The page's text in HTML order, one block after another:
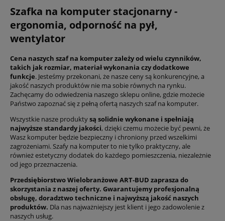
Szafka na komputer stacjonarny -
ergonomia, odporność na pył,
wentylator
Cena naszych szaf na komputer zależy od wielu czynników,
takich jak rozmiar, materiał wykonania czy dodatkowe
funkcje. Jesteśmy przekonani, że nasze ceny są konkurencyjne, a
jakość naszych produktów nie ma sobie równych na rynku.
Zachęcamy do odwiedzenia naszego sklepu online, gdzie możecie
Państwo zapoznać się z pełną ofertą naszych szaf na komputer.
Wszystkie nasze produktysą solidnie wykonane i spełniają
najwyższe standardy jakości, dzięki czemu możecie być pewni, że
Wasz komputer będzie bezpieczny i chroniony przed wszelkimi
zagrożeniami. Szafy na komputer to nie tylko praktyczny, ale
również estetyczny dodatek do każdego pomieszczenia, niezależnie
od jego przeznaczenia.
Przedsiębiorstwo Wielobranżowe ART-BUD zaprasza do
skorzystania z naszej oferty. Gwarantujemy profesjonalną
obsługę, doradztwo techniczne i najwyższą jakość naszych
produktów. Dla nas najważniejszy jest klient i jego zadowolenie z
naszych usług.